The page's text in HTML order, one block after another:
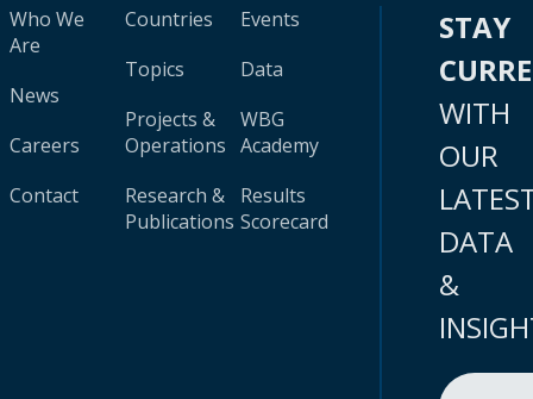
Who We
Are
News
Careers
Contact
Countries
Topics
Projects &
Operations
Research &
Publications
Events
Data
WBG
Academy
Results
Scorecard
STAY
WITH
OUR
DATA
&